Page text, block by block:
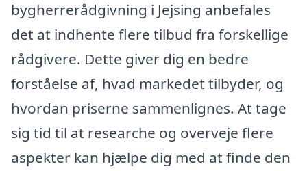
bygherrerådgivning i Jejsing anbefales
det at indhente flere tilbud fra forskellige
rådgivere. Dette giver dig en bedre
forståelse af, hvad markedet tilbyder, og
hvordan priserne sammenlignes. At tage
sig tid til at researche og overveje flere
aspekter kan hjælpe dig med at finde den